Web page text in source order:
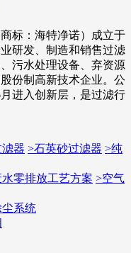
标：海特净诺）成立于
研发、制造和销售过滤
污水处理设备、弃资源
份制高新技术企业。公
进入创新层，是过滤行
器 >石英砂过滤器 >纯
水零排放工艺方案 >空气
系统